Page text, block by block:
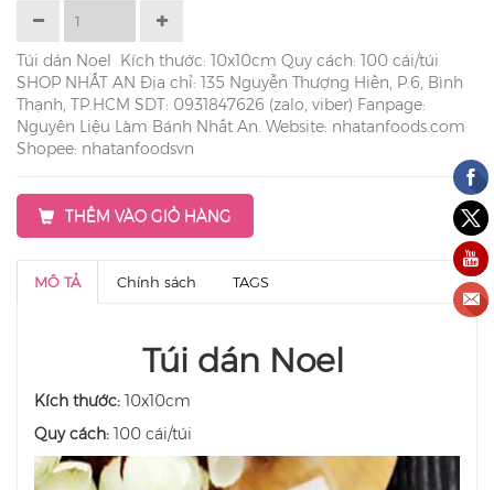
Túi dán Noel Kích thước: 10x10cm Quy cách: 100 cái/túi
SHOP NHẤT AN Địa chỉ: 135 Nguyễn Thượng Hiền, P.6, Bình
Thạnh, TP.HCM SDT: 0931847626 (zalo, viber) Fanpage:
Nguyên Liệu Làm Bánh Nhất An. Website: nhatanfoods.com
Shopee: nhatanfoodsvn
THÊM VÀO GIỎ HÀNG
MÔ TẢ Chính sách TAGS
Túi dán Noel
Kích thước: 10x10cm
Quy cách: 100 cái/túi